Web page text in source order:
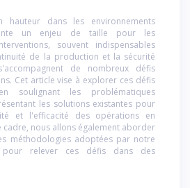
hauteur dans les environnements
un enjeu de taille pour les
souvent indispensables
de la production et la sécurité
de nombreux défis
Cet article vise à explorer ces défis
soulignant les problématiques
les solutions existantes pour
et l'efficacité des opérations en
cadre, nous allons également aborder
méthodologies adoptées par notre
pour relever ces défis dans des